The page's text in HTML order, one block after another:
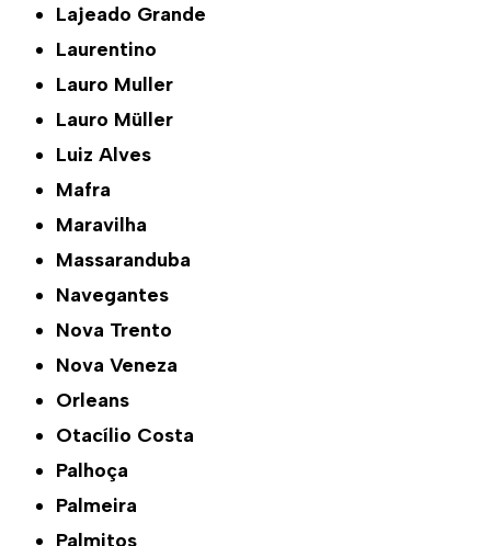
Lajeado Grande
Laurentino
Lauro Muller
Lauro Müller
Luiz Alves
Mafra
Maravilha
Massaranduba
Navegantes
Nova Trento
Nova Veneza
Orleans
Otacílio Costa
Palhoça
Palmeira
Palmitos